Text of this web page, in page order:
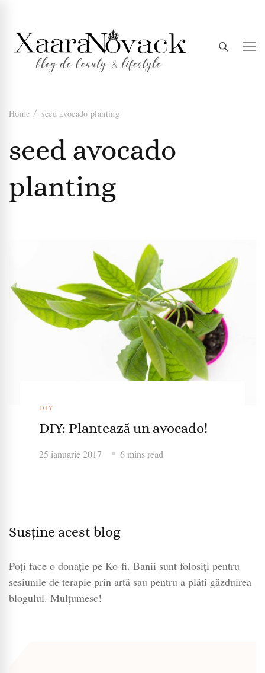
Xaara
Novack
Home seed avocado planting
seed avocado
planting
DIY
DIY: Plantează un avocado!
25 ianuarie 2017 6 mins read
Susține acest blog
Poți face o donație pe Ko-fi. Banii sunt folosiți pentru
sesiunile de terapie prin artă sau pentru a plăti găzduirea
blogului. Mulțumesc!